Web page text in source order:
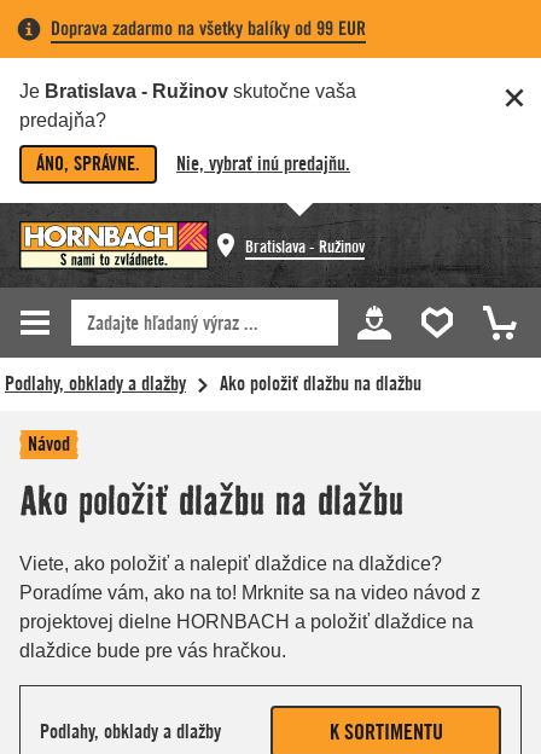
Doprava zadarmo na všetky balíky od 99 EUR
Je Bratislava - Ružinov skutočne vaša
predajňa?
ÁNO, SPRÁVNE. Nie, vybrať inú predajňu.
Bratislava - Ružinov